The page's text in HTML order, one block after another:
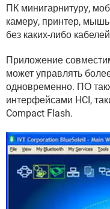
ВИДЕО
YANDEX
ПК минигарнитуру,
камеру, принтер,
без каких-либо
Приложение
может управлять
одновременно. ПО
интерфейсами HCI,
Compact Flash.